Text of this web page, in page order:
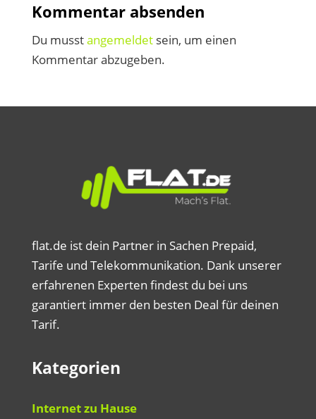
Kommentar absenden
Du musstangemeldetsein, um einen
Kommentar abzugeben.
flat.de ist dein Partner in Sachen Prepaid,
Tarife und Telekommunikation. Dank unserer
erfahrenen Experten findest du bei uns
garantiert immer den besten Deal für deinen
Tarif.
Kategorien
Internet zu Hause